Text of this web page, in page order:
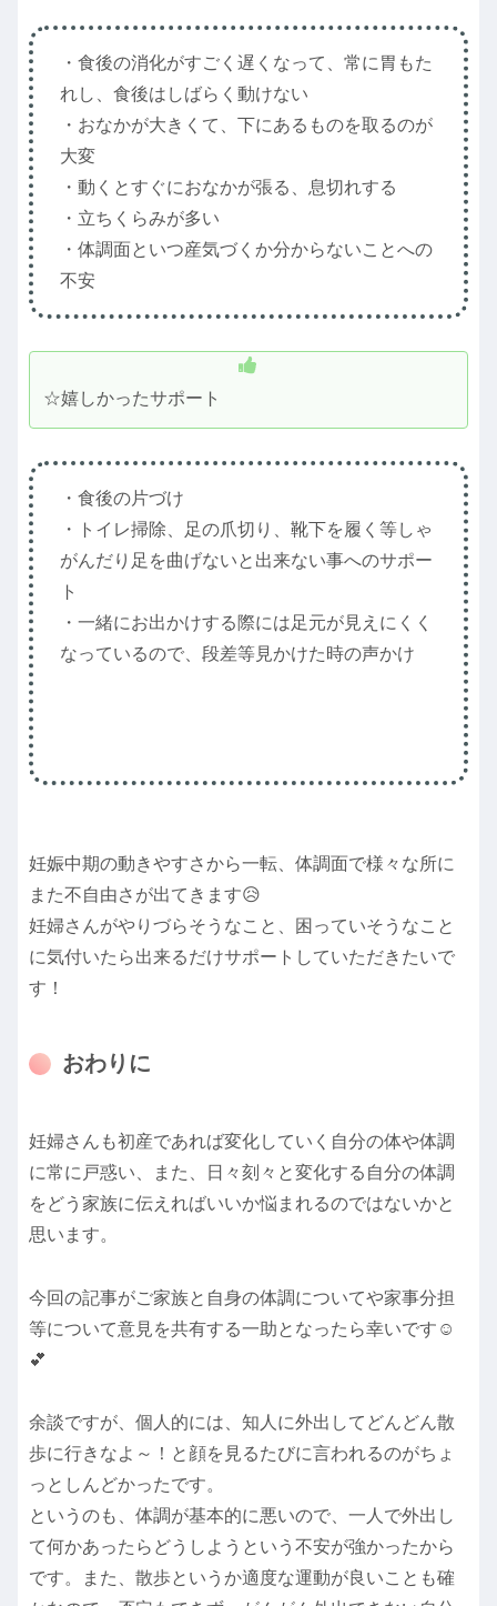
・食後の消化がすごく遅くなって、常に胃もた
れし、食後はしばらく動けない
・おなかが大きくて、下にあるものを取るのが
大変
・動くとすぐにおなかが張る、息切れする
・立ちくらみが多い
・体調面といつ産気づくか分からないことへの
不安
☆嬉しかったサポート
・食後の片づけ
・トイレ掃除、足の爪切り、靴下を履く等しゃ
がんだり足を曲げないと出来ない事へのサポー
ト
・一緒にお出かけする際には足元が見えにくく
なっているので、段差等見かけた時の声かけ
妊娠中期の動きやすさから一転、体調面で様々な所に
また不自由さが出てきます😥
妊婦さんがやりづらそうなこと、困っていそうなこと
に気付いたら出来るだけサポートしていただきたいで
す！
おわりに
妊婦さんも初産であれば変化していく自分の体や体調
に常に戸惑い、また、日々刻々と変化する自分の体調
をどう家族に伝えればいいか悩まれるのではないかと
思います。
今回の記事がご家族と自身の体調についてや家事分担
等について意見を共有する一助となったら幸いです☺️
💕
余談ですが、個人的には、知人に外出してどんどん散
歩に行きなよ～！と顔を見るたびに言われるのがちょ
っとしんどかったです。
というのも、体調が基本的に悪いので、一人で外出し
て何かあったらどうしようという不安が強かったから
です。また、散歩というか適度な運動が良いことも確